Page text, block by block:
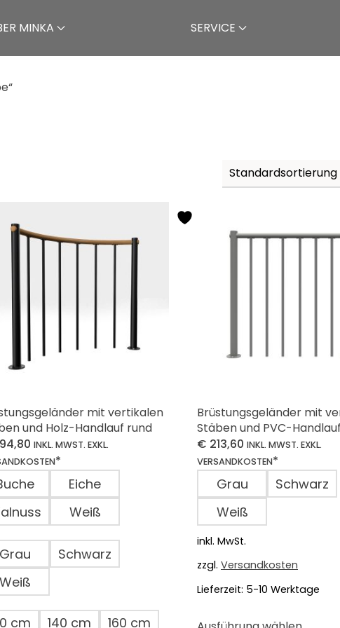
MINKA SERVICE
mit vertikalen
und Holz-Handlauf rund
INKL. MWST. EXKL.
*
Eiche
Weiß
Grau
Schwarz
Weiß
cm 140 cm 160 cm
Brüstungsgeländer mit
Stäben und PVC-Handlauf
€ 213,60 INKL. MWST. EXKL.
VERSANDKOSTEN*
Grau
Schwarz
Weiß
inkl. MwSt.
zzgl. Versandkosten
Lieferzeit: 5-10 Werktage